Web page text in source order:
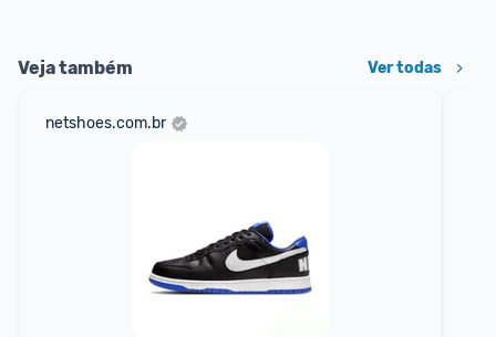
Veja também Ver todas
netshoes.com.br